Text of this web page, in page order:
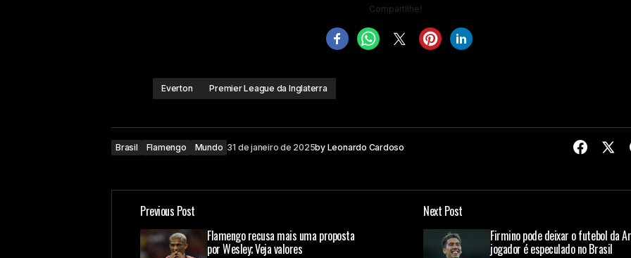
Compartilhe!
Everton Premier League da Inglaterra
Brasil Flamengo Mundo 31 de janeiro de 2025by Leonardo Cardoso
Previous Post
Flamengo recusa mais uma proposta
por Wesley; Veja valores
Next Post
Firmino pode deixar o futebol da
jogador é especulado no Brasil